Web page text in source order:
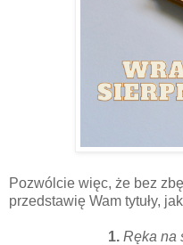
Pozwólcie więc, że bez
przedstawię Wam tytuły,
1. Ręka na